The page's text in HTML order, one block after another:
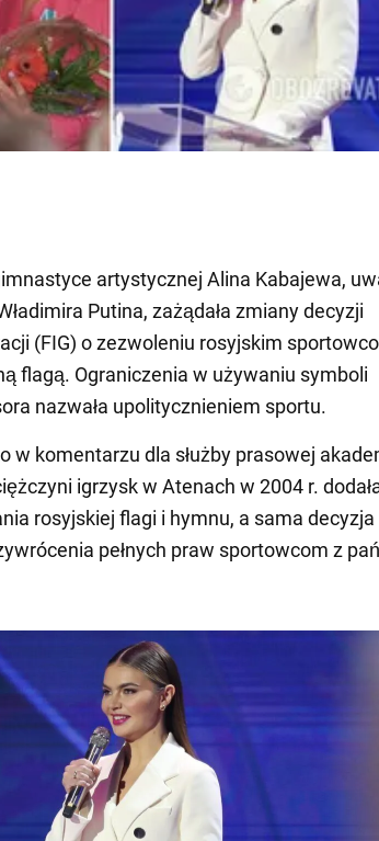
artystycznej Alina Kabajewa,
Putina, zażądała zmiany decyzji
(FIG) o zezwoleniu rosyjskim
flagą. Ograniczenia w używaniu symboli
nazwała upolitycznieniem sportu.
w komentarzu dla służby prasowej
igrzysk w Atenach w 2004 r.
rosyjskiej flagi i hymnu, a sama decyzja
pełnych praw sportowcom z